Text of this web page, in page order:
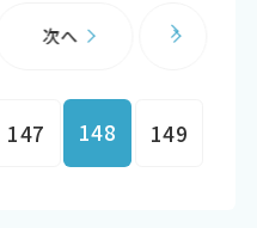
147 148 149
次へ